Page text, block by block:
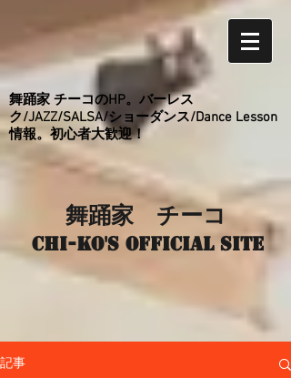
舞踊家 チーコのHP。バーレス
ク/JAZZ/SALSA/ショーダンス/Dance Lesson
情報。初心者大歓迎！
舞踊家 チーコ
Chi-ko's Official site
記事